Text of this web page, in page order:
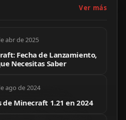
Ver más
abr de 2025
Fecha de Lanzamiento,
Necesitas Saber
ago de 2024
de Minecraft 1.21 en 2024